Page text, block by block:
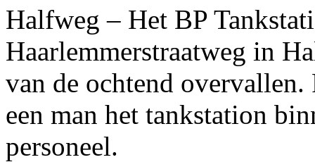
Halfweg – Het BP
Haarlemmerstraatweg in
van de ochtend
een man het tankstation
personeel.